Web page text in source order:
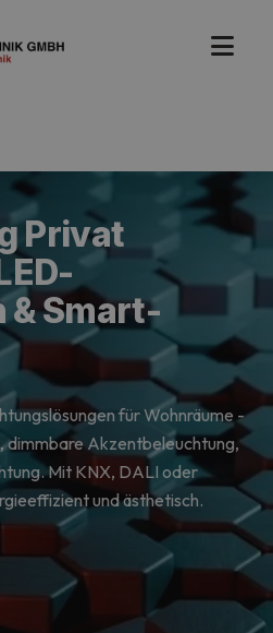
Privat
Smart-
für Wohnräume -
Akzentbeleuchtung,
Mit KNX, DALI oder
und ästhetisch.